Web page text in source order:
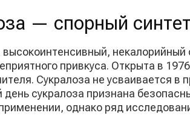
— спорный
привкуса. Открыта в
Сукралоза не усваивается
день сукралоза признана
однако ряд